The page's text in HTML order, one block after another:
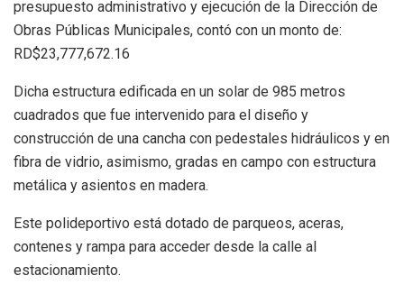
presupuesto administrativo y ejecución de la Dirección de
Obras Públicas Municipales, contó con un monto de:
RD$23,777,672.16
Dicha estructura edificada en un solar de 985 metros
cuadrados que fue intervenido para el diseño y
construcción de una cancha con pedestales hidráulicos y en
fibra de vidrio, asimismo, gradas en campo con estructura
metálica y asientos en madera.
Este polideportivo está dotado de parqueos, aceras,
contenes y rampa para acceder desde la calle al
estacionamiento.